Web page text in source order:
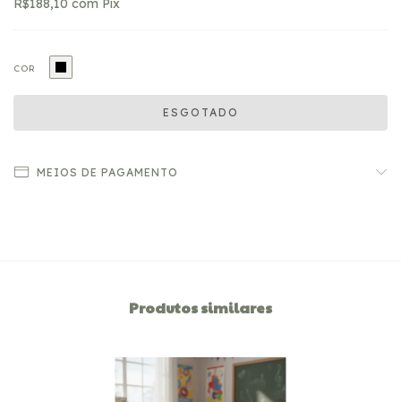
R$188,10 com Pix
COR
MEIOS DE PAGAMENTO
Produtos similares